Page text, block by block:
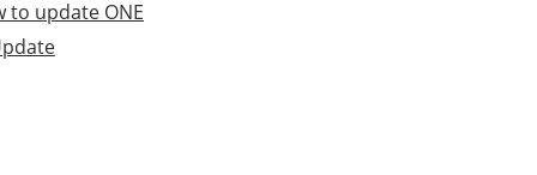
to update ONE